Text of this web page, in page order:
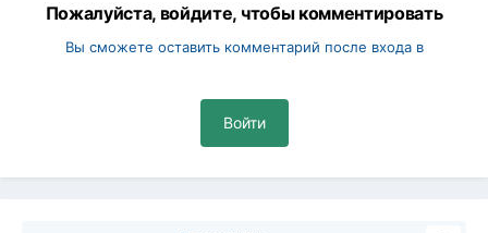
Пожалуйста, войдите, чтобы комментировать
Вы сможете оставить комментарий после входа в
Войти